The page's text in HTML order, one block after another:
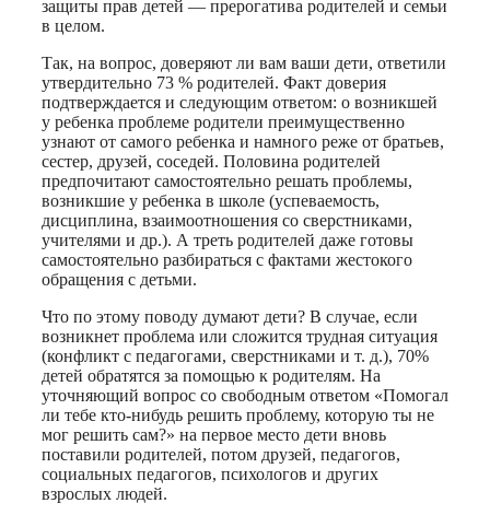
защиты прав детей — прерогатива родителей и семьи
в целом.
Так, на вопрос, доверяют ли вам ваши дети, ответили
утвердительно 73 % родителей. Факт доверия
подтверждается и следующим ответом: о возникшей
у ребенка проблеме родители преимущественно
узнают от самого ребенка и намного реже от братьев,
сестер, друзей, соседей. Половина родителей
предпочитают самостоятельно решать проблемы,
возникшие у ребенка в школе (успеваемость,
дисциплина, взаимоотношения со сверстниками,
учителями и др.). А треть родителей даже готовы
самостоятельно разбираться с фактами жестокого
обращения с детьми.
Что по этому поводу думают дети? В случае, если
возникнет проблема или сложится трудная ситуация
(конфликт с педагогами, сверстниками и т. д.), 70%
детей обратятся за помощью к родителям. На
уточняющий вопрос со свободным ответом «Помогал
ли тебе кто-нибудь решить проблему, которую ты не
мог решить сам?» на первое место дети вновь
поставили родителей, потом друзей, педагогов,
социальных педагогов, психологов и других
взрослых людей.